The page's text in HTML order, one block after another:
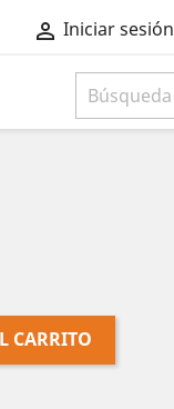
 Iniciar sesión
CARRITO